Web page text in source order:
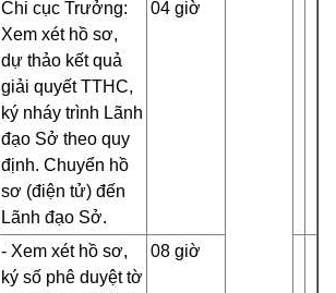
Chi cục Trưởng:
Xem xét hồ sơ,
dự thảo kết quả
giải quyết TTHC,
ký nháy trình Lãnh
đạo Sở theo quy
định. Chuyển hồ
sơ (điện tử) đến
Lãnh đạo Sở.
04 giờ
- Xem xét hồ sơ,
ký số phê duyệt tờ
08 giờ